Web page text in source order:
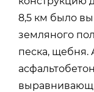
8,5 км было
земляного
песка, щебня.